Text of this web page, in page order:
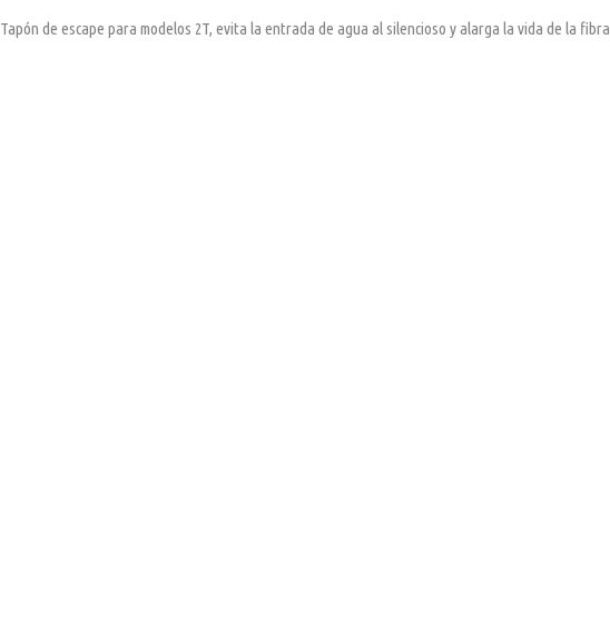
Tapón de escape para modelos 2T, evita la entrada de agua al silencioso y alarga la vida de la fibra